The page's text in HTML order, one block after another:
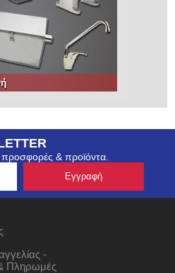
προσφορές & προϊόντα.
-
Πληρωμές